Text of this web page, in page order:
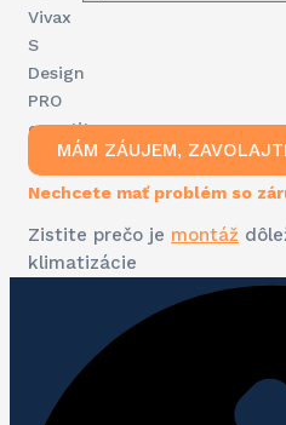
Vivax
S
Design
PRO
quantity
MÁM ZÁUJEM,
Nechcete mať problém so
Zistite prečo je montáž
klimatizácie